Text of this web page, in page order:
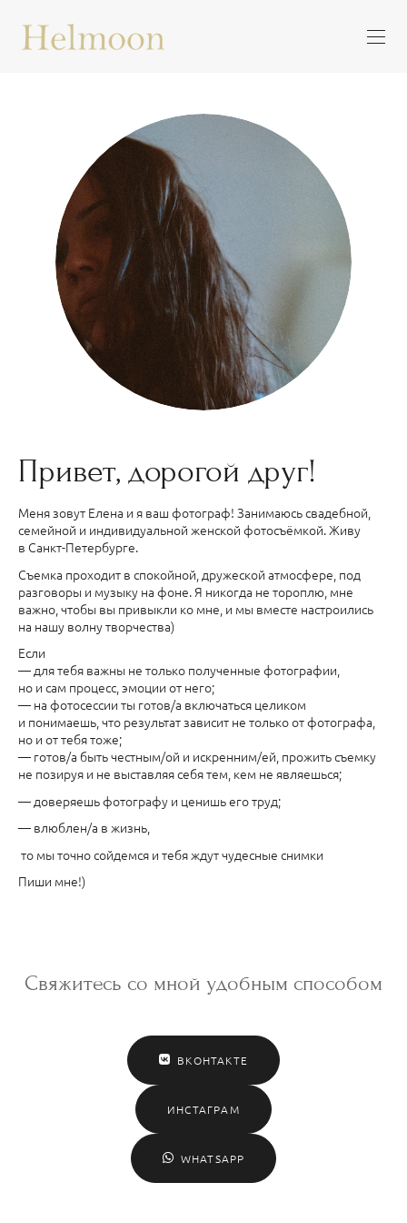
Привет, дорогой друг!
Меня зовут Елена и я ваш фотограф! Занимаюсь свадебной,
семейной и индивидуальной женской фотосъёмкой. Живу
в Санкт-Петербурге.
Съемка проходит в спокойной, дружеской атмосфере, под
разговоры и музыку на фоне. Я никогда не тороплю, мне
важно, чтобы вы привыкли ко мне, и мы вместе настроились
на нашу волну творчества)
Если
— для тебя важны не только полученные фотографии,
но и сам процесс, эмоции от него;
— на фотосессии ты готов/а включаться целиком
и понимаешь, что результат зависит не только от фотографа,
но и от тебя тоже;
— готов/а быть честным/ой и искренним/ей, прожить съемку
не позируя и не выставляя себя тем, кем не являешься;
— доверяешь фотографу и ценишь его труд;
— влюблен/а в жизнь,
то мы точно сойдемся и тебя ждут чудесные снимки
Пиши мне!)
Свяжитесь со мной удобным способом
ВКОНТАКТЕ
ИНСТАГРАМ
WHATSAPP